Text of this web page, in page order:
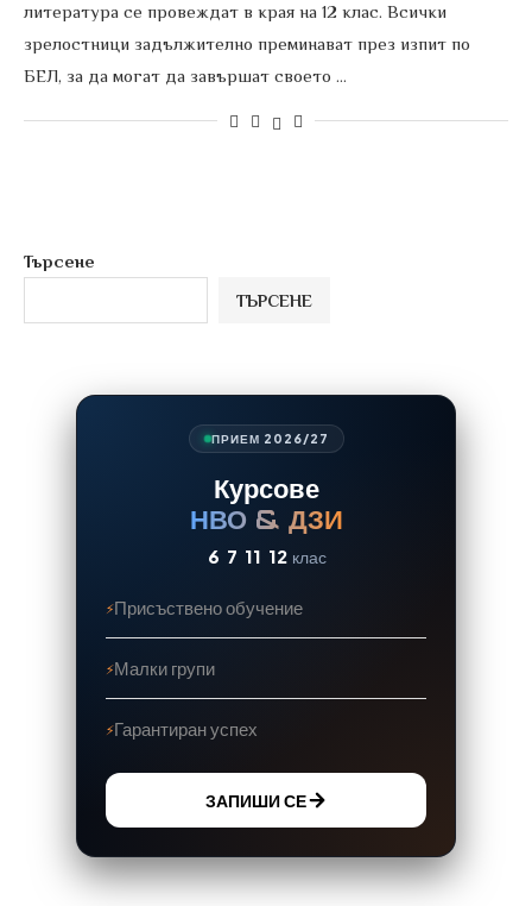
литература се провеждат в края на 12 клас. Всички
зрелостници задължително преминават през изпит по
БЕЛ, за да могат да завършат своето …
Търсене
ТЪРСЕНЕ
ПРИЕМ 2026/27
Курсове
НВО & ДЗИ
6 7 11 12 клас
Присъствено обучение
Малки групи
Гарантиран успех
ЗАПИШИ СЕ